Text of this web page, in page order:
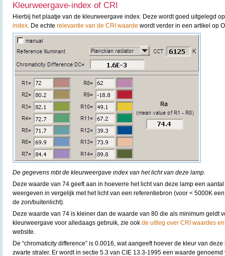
Kleurweergave-index of CRI
Hierbij het plaatje van de kleurweergave index. Deze wordt goed uitgelegd
index. De echte relevantie van de CRI waarde wordt verder in een artikel op
De gegevens mbt de kleurweergave index van het licht van deze lamp.
Deze waarde van 74 geeft aan in hoeverre het licht van deze lamp een
weergeven in vergelijk met het licht van een referentiebron (voor < 5000K
de zon/buitenlicht).
Deze waarde van 74 is kleiner dan de waarde van 80 die als minimum geldt
kleurweergave voor alledaags gebruik, zie ook de uitleg over CRI waardes
website.
De “chromaticity difference” is 0.0016, wat aangeeft hoever de kleur van
zwarte straler. Er wordt in sectie 5.3 van CIE 13.3-1995 een waarde